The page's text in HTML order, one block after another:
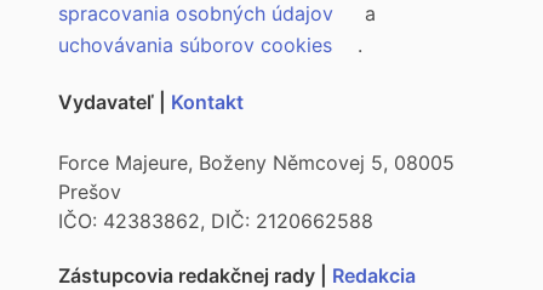
spracovania osobných údajov
a
uchovávania súborov cookies
.
Vydavateľ | Kontakt
Force Majeure, Boženy Němcovej 5, 08005
Prešov
IČO: 42383862, DIČ: 2120662588
Zástupcovia redakčnej rady | Redakcia